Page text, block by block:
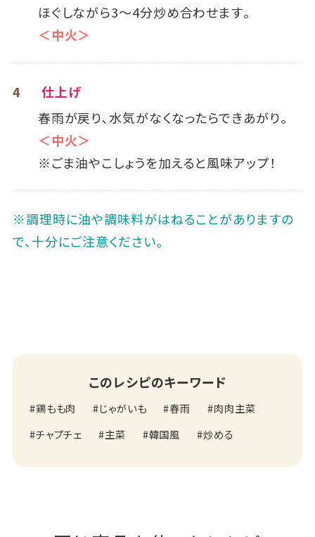
ほぐしながら3～4分炒め合わせます｡
＜中火＞
4
仕上げ
春雨が戻り､水気がなくなったらできあがり。
＜中火＞
※ごま油やこしょうを加えると風味アップ！
※調理時に油や調味料がはねることがありますの
で、十分にご注意ください｡
このレシピのキーワード
鶏もも肉 じゃがいも 春雨
肉肉主菜
チャプチェ
主菜 韓国風 炒める